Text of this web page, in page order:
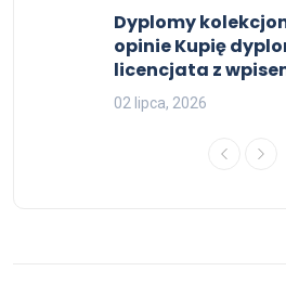
Dyplomy
opinie Kupię
licencjata z
02 lipca, 2026